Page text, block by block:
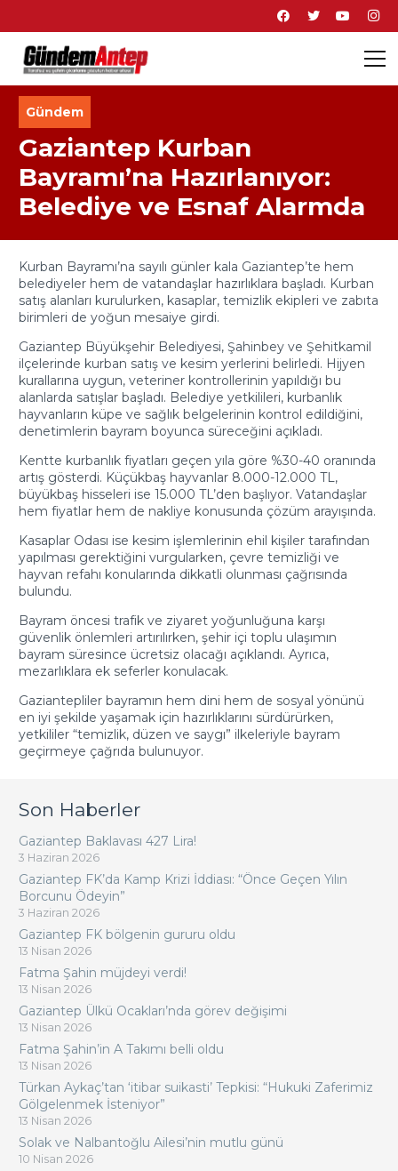
Gündem
Gaziantep Kurban
Bayramı’na Hazırlanıyor:
Belediye ve Esnaf Alarmda
Kurban Bayramı’na sayılı günler kala Gaziantep’te hem
belediyeler hem de vatandaşlar hazırlıklara başladı. Kurban
satış alanları kurulurken, kasaplar, temizlik ekipleri ve zabıta
birimleri de yoğun mesaiye girdi.
Gaziantep Büyükşehir Belediyesi, Şahinbey ve Şehitkamil
ilçelerinde kurban satış ve kesim yerlerini belirledi. Hijyen
kurallarına uygun, veteriner kontrollerinin yapıldığı bu
alanlarda satışlar başladı. Belediye yetkilileri, kurbanlık
hayvanların küpe ve sağlık belgelerinin kontrol edildiğini,
denetimlerin bayram boyunca süreceğini açıkladı.
Kentte kurbanlık fiyatları geçen yıla göre %30-40 oranında
artış gösterdi. Küçükbaş hayvanlar 8.000-12.000 TL,
büyükbaş hisseleri ise 15.000 TL’den başlıyor. Vatandaşlar
hem fiyatlar hem de nakliye konusunda çözüm arayışında.
Kasaplar Odası ise kesim işlemlerinin ehil kişiler tarafından
yapılması gerektiğini vurgularken, çevre temizliği ve
hayvan refahı konularında dikkatli olunması çağrısında
bulundu.
Bayram öncesi trafik ve ziyaret yoğunluğuna karşı
güvenlik önlemleri artırılırken, şehir içi toplu ulaşımın
bayram süresince ücretsiz olacağı açıklandı. Ayrıca,
mezarlıklara ek seferler konulacak.
Gaziantepliler bayramın hem dini hem de sosyal yönünü
en iyi şekilde yaşamak için hazırlıklarını sürdürürken,
yetkililer “temizlik, düzen ve saygı” ilkeleriyle bayram
geçirmeye çağrıda bulunuyor.
Son Haberler
Gaziantep Baklavası 427 Lira!
3 Haziran 2026
Gaziantep FK’da Kamp Krizi İddiası: “Önce Geçen Yılın
Borcunu Ödeyin”
3 Haziran 2026
Gaziantep FK bölgenin gururu oldu
13 Nisan 2026
Fatma Şahin müjdeyi verdi!
13 Nisan 2026
Gaziantep Ülkü Ocakları’nda görev değişimi
13 Nisan 2026
Fatma Şahin’in A Takımı belli oldu
13 Nisan 2026
Türkan Aykaç’tan ‘itibar suikasti’ Tepkisi: “Hukuki Zaferimiz
Gölgelenmek İsteniyor”
13 Nisan 2026
Solak ve Nalbantoğlu Ailesi’nin mutlu günü
10 Nisan 2026